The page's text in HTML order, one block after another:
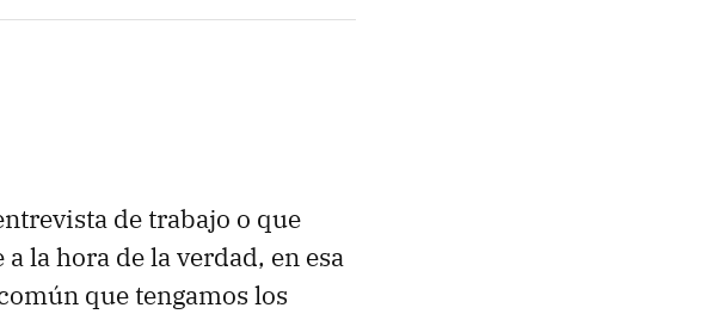
de trabajo o que
la hora de la verdad, en esa
que tengamos los